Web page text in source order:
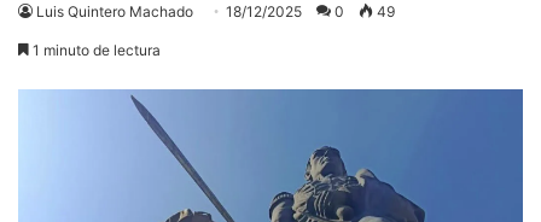
Luis Quintero Machado 18/12/2025 0 49
1 minuto de lectura